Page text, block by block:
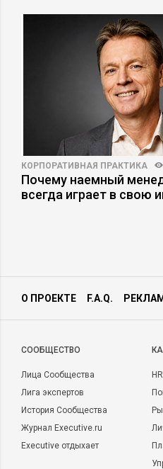
КОРПОРАТИВНАЯ ПРАКТИКА
Почему наемный
всегда играет в свою
О ПРОЕКТЕ F.A.Q.
CООБЩЕСТВО
Лица Сообщества
Лига экспертов
История Сообщества
Журнал Executive.ru
Executive отдыхает